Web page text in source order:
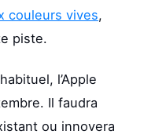
couleurs vives,
piste.
l’Apple
Il faudra
ou innovera